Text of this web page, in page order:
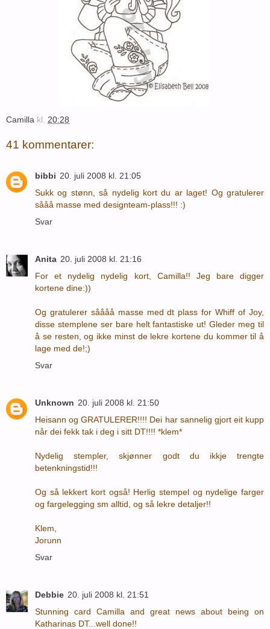
Camilla kl. 20:28
41 kommentarer:
bibbi 20. juli 2008 kl. 21:05
Sukk og stønn, så nydelig kort du ar laget! Og gratulerer
sååå masse med designteam-plass!!! :)
Svar
Anita 20. juli 2008 kl. 21:16
For et nydelig nydelig kort, Camilla!! Jeg bare digger
kortene dine:))
Og gratulerer såååå masse med dt plass for Whiff of Joy,
disse stemplene ser bare helt fantastiske ut! Gleder meg til
å se resten, og ikke minst de lekre kortene du kommer til å
lage med de!;)
Svar
Unknown 20. juli 2008 kl. 21:50
Heisann og GRATULERER!!!! Dei har sannelig gjort eit kupp
når dei fekk tak i deg i sitt DT!!!! *klem*
Nydelig stempler, skjønner godt du ikkje trengte
betenkningstid!!!
Og så lekkert kort også! Herlig stempel og nydelige farger
og fargelegging sm alltid, og så lekre detaljer!!
Klem,
Jorunn
Svar
Debbie 20. juli 2008 kl. 21:51
Stunning card Camilla and great news about being on
Katharinas DT...well done!!